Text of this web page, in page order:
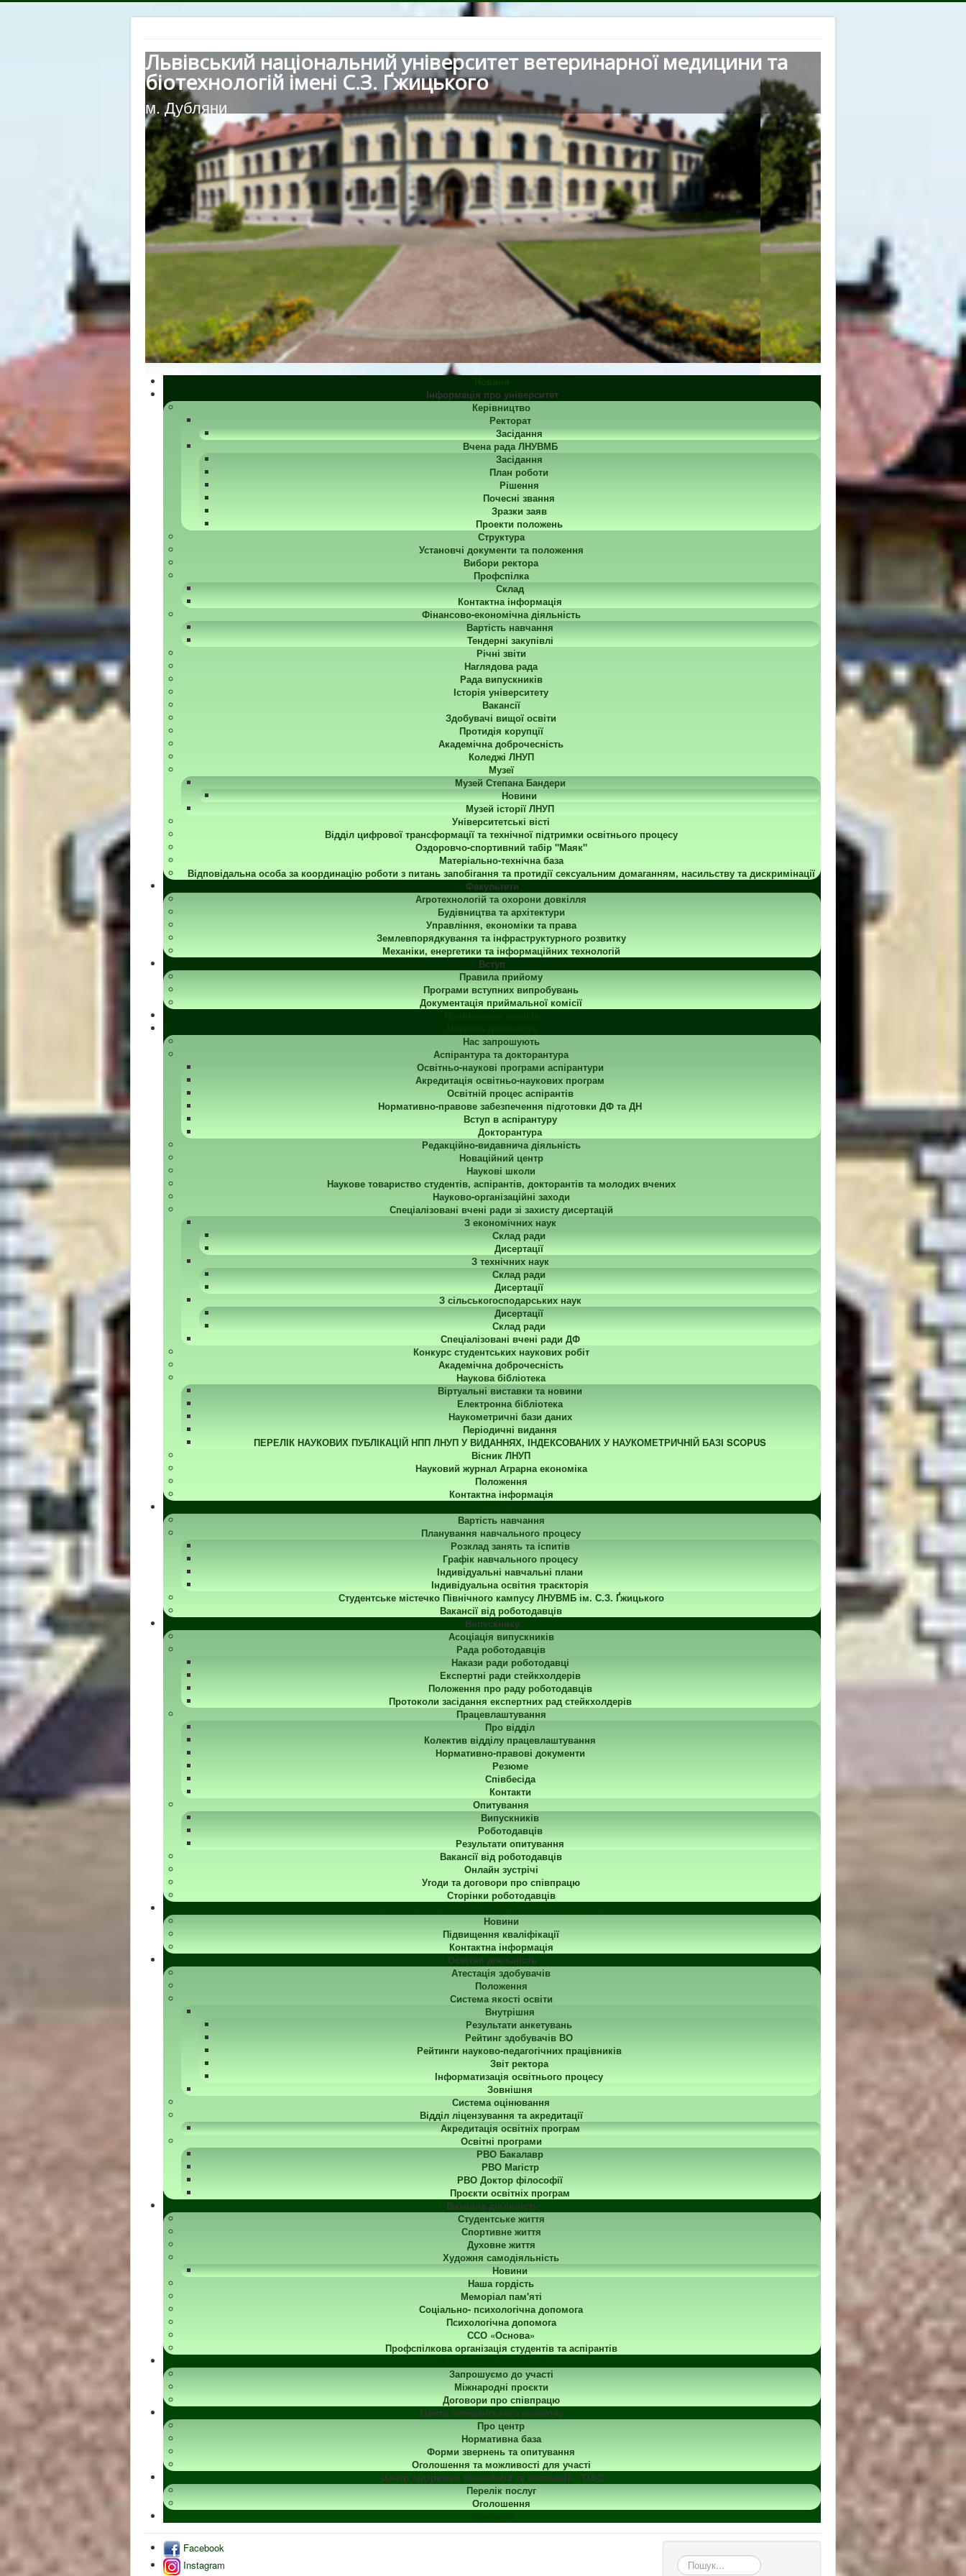
Львівський національний університет ветеринарної медицини та
біотехнологій імені С.З. Ґжицького
м. Дубляни
Інформація про університет
Керівництво
Ректорат
Засідання
Вчена рада ЛНУВМБ
Засідання
План роботи
Рішення
Почесні звання
Зразки заяв
Проекти положень
Структура
Установчі документи та положення
Вибори ректора
Профспілка
Склад
Контактна інформація
Фінансово-економічна діяльність
Вартість навчання
Тендерні закупівлі
Річні звіти
Наглядова рада
Рада випускників
Історія університету
Вакансії
Здобувачі вищої освіти
Протидія корупції
Академічна доброчесність
Коледжі ЛНУП
Музеї
Музей Степана Бандери
Новини
Музей історії ЛНУП
Університетські вісті
Відділ цифрової трансформації та технічної підтримки освітнього процесу
Оздоровчо-спортивний табір "Маяк"
Матеріально-технічна база
Відповідальна особа за координацію роботи з питань запобігання та протидії сексуальним домаганням, насильству та дискримінації
Факультети
Агротехнологій та охорони довкілля
Будівництва та архітектури
Управління, економіки та права
Землевпорядкування та інфраструктурного розвитку
Механіки, енергетики та інформаційних технологій
Вступ
Правила прийому
Програми вступних випробувань
Документація приймальної комісії
Нас запрошують
Аспірантура та докторантура
Освітньо-наукові програми аспірантури
Акредитація освітньо-наукових програм
Освітній процес аспірантів
Нормативно-правове забезпечення підготовки ДФ та ДН
Вступ в аспірантуру
Докторантура
Редакційно-видавнича діяльність
Новаційний центр
Наукові школи
Наукове товариство студентів, аспірантів, докторантів та молодих вчених
Науково-організаційні заходи
Спеціалізовані вчені ради зі захисту дисертацій
З економічних наук
Склад ради
Дисертації
З технічних наук
Склад ради
Дисертації
З сільськогосподарських наук
Дисертації
Склад ради
Спеціалізовані вчені ради ДФ
Конкурс студентських наукових робіт
Академічна доброчесність
Наукова бібліотека
Віртуальні виставки та новини
Електронна бібліотека
Наукометричні бази даних
Періодичні видання
ПЕРЕЛІК НАУКОВИХ ПУБЛІКАЦІЙ НПП ЛНУП У ВИДАННЯХ, ІНДЕКСОВАНИХ У НАУКОМЕТРИЧНІЙ БАЗІ SCOPUS
Вісник ЛНУП
Науковий журнал Аграрна економіка
Положення
Контактна інформація
Вартість навчання
Планування навчального процесу
Розклад занять та іспитів
Графік навчального процесу
Індивідуальні навчальні плани
Індивідуальна освітня траєкторія
Студентське містечко Північного кампусу ЛНУВМБ ім. С.З. Ґжицького
Вакансії від роботодавців
Випускнику
Асоціація випускників
Рада роботодавців
Накази ради роботодавці
Експертні ради стейкхолдерів
Положення про раду роботодавців
Протоколи засідання експертних рад стейкхолдерів
Працевлаштування
Про відділ
Колектив відділу працевлаштування
Нормативно-правові документи
Резюме
Співбесіда
Контакти
Опитування
Випускників
Роботодавців
Результати опитування
Вакансії від роботодавців
Онлайн зустрічі
Угоди та договори про співпрацю
Сторінки роботодавців
Новини
Підвищення кваліфікації
Контактна інформація
Освітня діяльність
Атестація здобувачів
Положення
Система якості освіти
Внутрішня
Результати анкетувань
Рейтинг здобувачів ВО
Рейтинги науково-педагогічних працівників
Звіт ректора
Інформатизація освітнього процесу
Зовнішня
Система оцінювання
Відділ ліцензування та акредитації
Акредитація освітніх програм
Освітні програми
РВО Бакалавр
РВО Магістр
РВО Доктор філософії
Проєкти освітніх програм
Виховна діяльність
Студентське життя
Спортивне життя
Духовне життя
Художня самодіяльність
Новини
Наша гордість
Меморіал пам'яті
Соціально- психологічна допомога
Психологічна допомога
ССО «Основа»
Профспілкова організація студентів та аспірантів
Запрошуємо до участі
Міжнародні проєкти
Договори про співпрацю
Центр ветеранського розвитку
Про центр
Нормативна база
Форми звернень та опитування
Оголошення та можливості для участі
Центр підтримки технологій та інновацій - TISC
Перелік послуг
Оголошення
Facebook
Instagram
пошук